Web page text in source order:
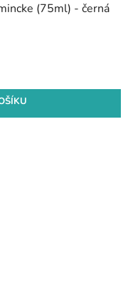
(75ml) - černá